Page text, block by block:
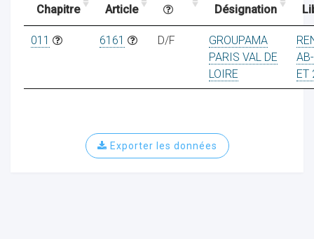
Chapitre Article
Désignation
011 6161 D/F
GROUPAMA
PARIS VAL DE
LOIRE
ET
Exporter les données